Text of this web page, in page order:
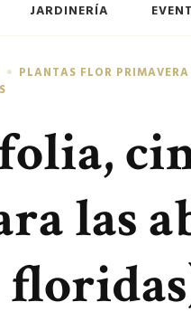
JARDINERÍA
PLANTAS FLOR PRIMAVERA
las